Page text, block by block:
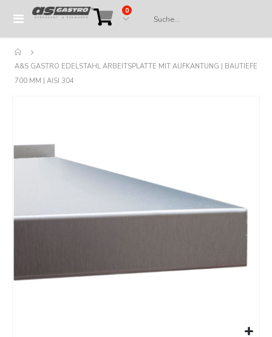
Navigation
Cart
0Artikel
A&S GASTRO EDELSTAHL ARBEITSPLATTE MIT AUFKANTUNG | BAUTIEFE
700 MM | AISI 304
Bildergalerie